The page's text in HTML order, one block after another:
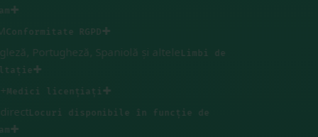
RGPD✚
Portugheză, Spaniolă și alteleLimbi de
✚
licențiați✚
Locuri disponibile în funcție de